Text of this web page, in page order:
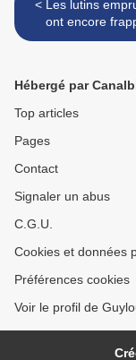
< Les lutins emprunteurs
ont encore
Hébergé par
Top articles
Pages
Contact
Signaler un abus
C.G.U.
Cookies et données
Préférences cookies
Voir le profil de